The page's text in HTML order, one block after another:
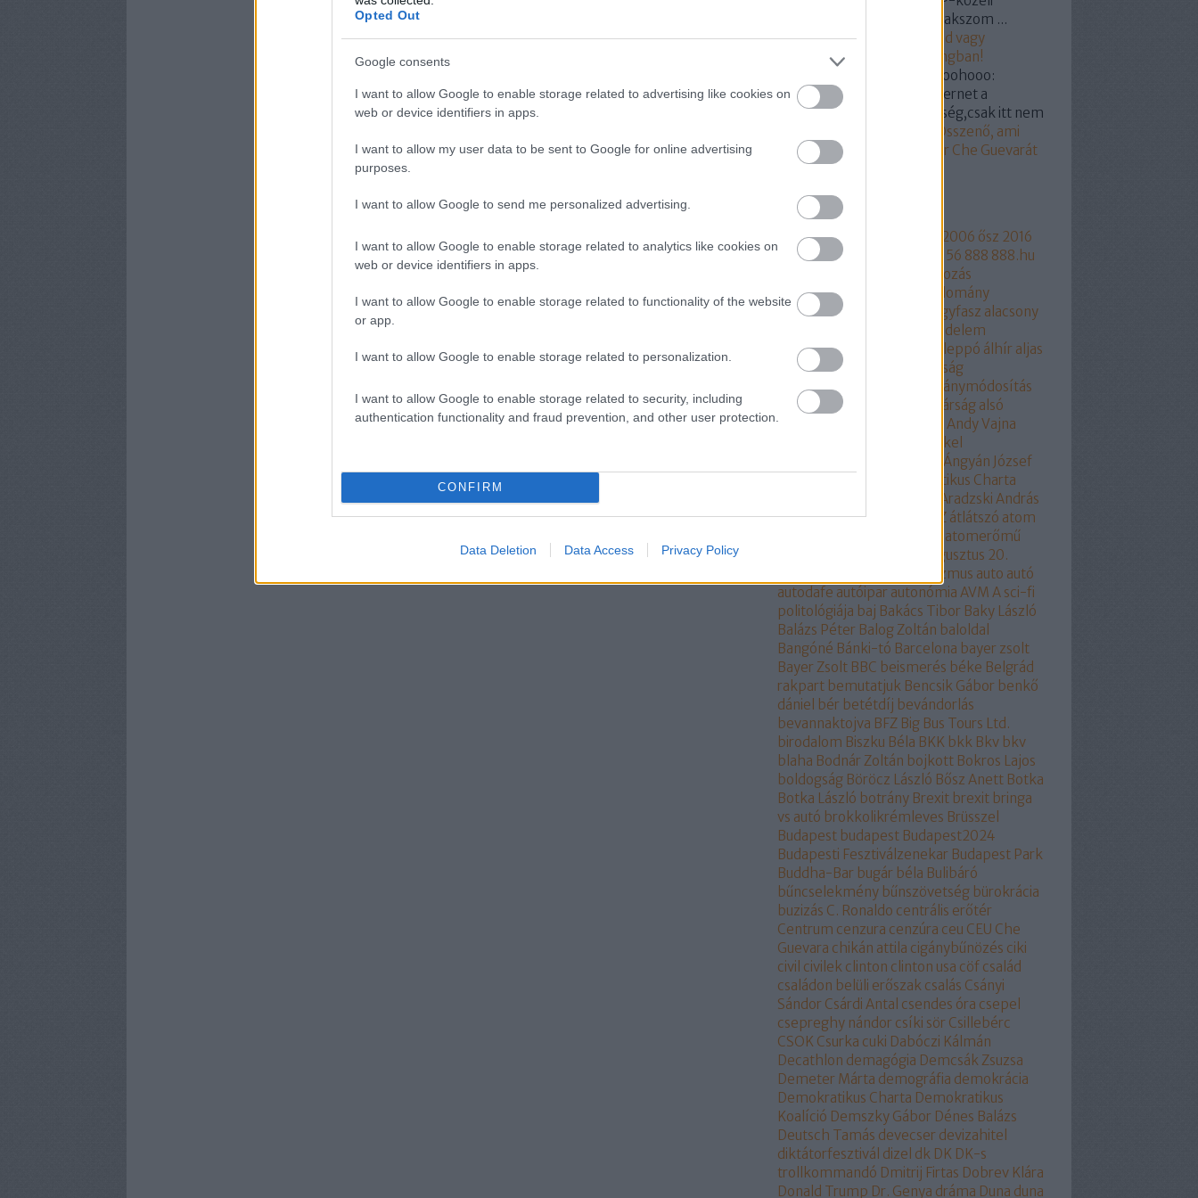
Opted Out
Google consents
I want to allow Google to enable storage related to advertising like cookies on
web or device identifiers in apps.
I want to allow my user data to be sent to Google for online advertising
purposes.
I want to allow Google to send me personalized advertising.
I want to allow Google to enable storage related to analytics like cookies on
web or device identifiers in apps.
I want to allow Google to enable storage related to functionality of the website
or app.
I want to allow Google to enable storage related to personalization.
I want to allow Google to enable storage related to security, including
authentication functionality and fraud prevention, and other user protection.
CONFIRM
Data Deletion Data Access Privacy Policy
személyre/csoportra gyanakszom ...
(2019.03.07. 18:55
Hunvald vagy
Somogyi? Segítünk a castingban!
@a nagy hohoohooo:
"Tudod hülyegyerek az internet a
könyvtár megfelelője féleség,csak itt nem
Összenő, ami
összetartozik: Orbán Viktor Che Guevarát
Címkék
.lengyelország 2006 ősz 2016
2017 2018 56 888 888.hu
adakozás
adathalászás
adomány
áfacsökkentés
agyfasz alacsony
alapjovedelem
alaptörvény
Aleppó álhír aljas
alkotmány
alkotmánybíróság
Alkotmánybíróság
alkotmánymódosítás
állam
állampárt állampolgárság alsó
rakpart
Andy Vajna
Angela Merkel
Ángyán József
Antidemokratikus Charta
Aradzski András
áramszolgáltatás
ÁSZ átlátszó atom
atomerőmű
augusztus 20.
autizmus auto autó
autodafe autóipar autonómia AVM A sci-fi
politológiája baj Bakács Tibor Baky László
Balázs Péter Balog Zoltán baloldal
Bangóné Bánki-tó Barcelona bayer zsolt
Bayer Zsolt BBC beismerés béke Belgrád
rakpart bemutatjuk Bencsik Gábor benkő
dániel bér betétdíj bevándorlás
bevannaktojva BFZ Big Bus Tours Ltd.
birodalom Biszku Béla BKK bkk Bkv bkv
blaha Bodnár Zoltán bojkott Bokros Lajos
boldogság Böröcz László Bősz Anett Botka
Botka László botrány Brexit brexit bringa
vs autó brokkolikrémleves Brüsszel
Budapest budapest Budapest2024
Budapesti Fesztiválzenekar Budapest Park
Buddha-Bar bugár béla Bulibáró
bűncselekmény bűnszövetség bürokrácia
buzizás C. Ronaldo centrális erőtér
Centrum cenzura cenzúra ceu CEU Che
Guevara chikán attila cigánybűnözés ciki
civil civilek clinton clinton usa cöf család
családon belüli erőszak csalás Csányi
Sándor Csárdi Antal csendes óra csepel
csepreghy nándor csíki sör Csillebérc
CSOK Csurka cuki Dabóczi Kálmán
Decathlon demagógia Demcsák Zsuzsa
Demeter Márta demográfia demokrácia
Demokratikus Charta Demokratikus
Koalíció Demszky Gábor Dénes Balázs
Deutsch Tamás devecser devizahitel
diktátorfesztivál dizel dk DK DK-s
trollkommandó Dmitrij Firtas Dobrev Klára
Donald Trump Dr. Genya dráma Duna duna